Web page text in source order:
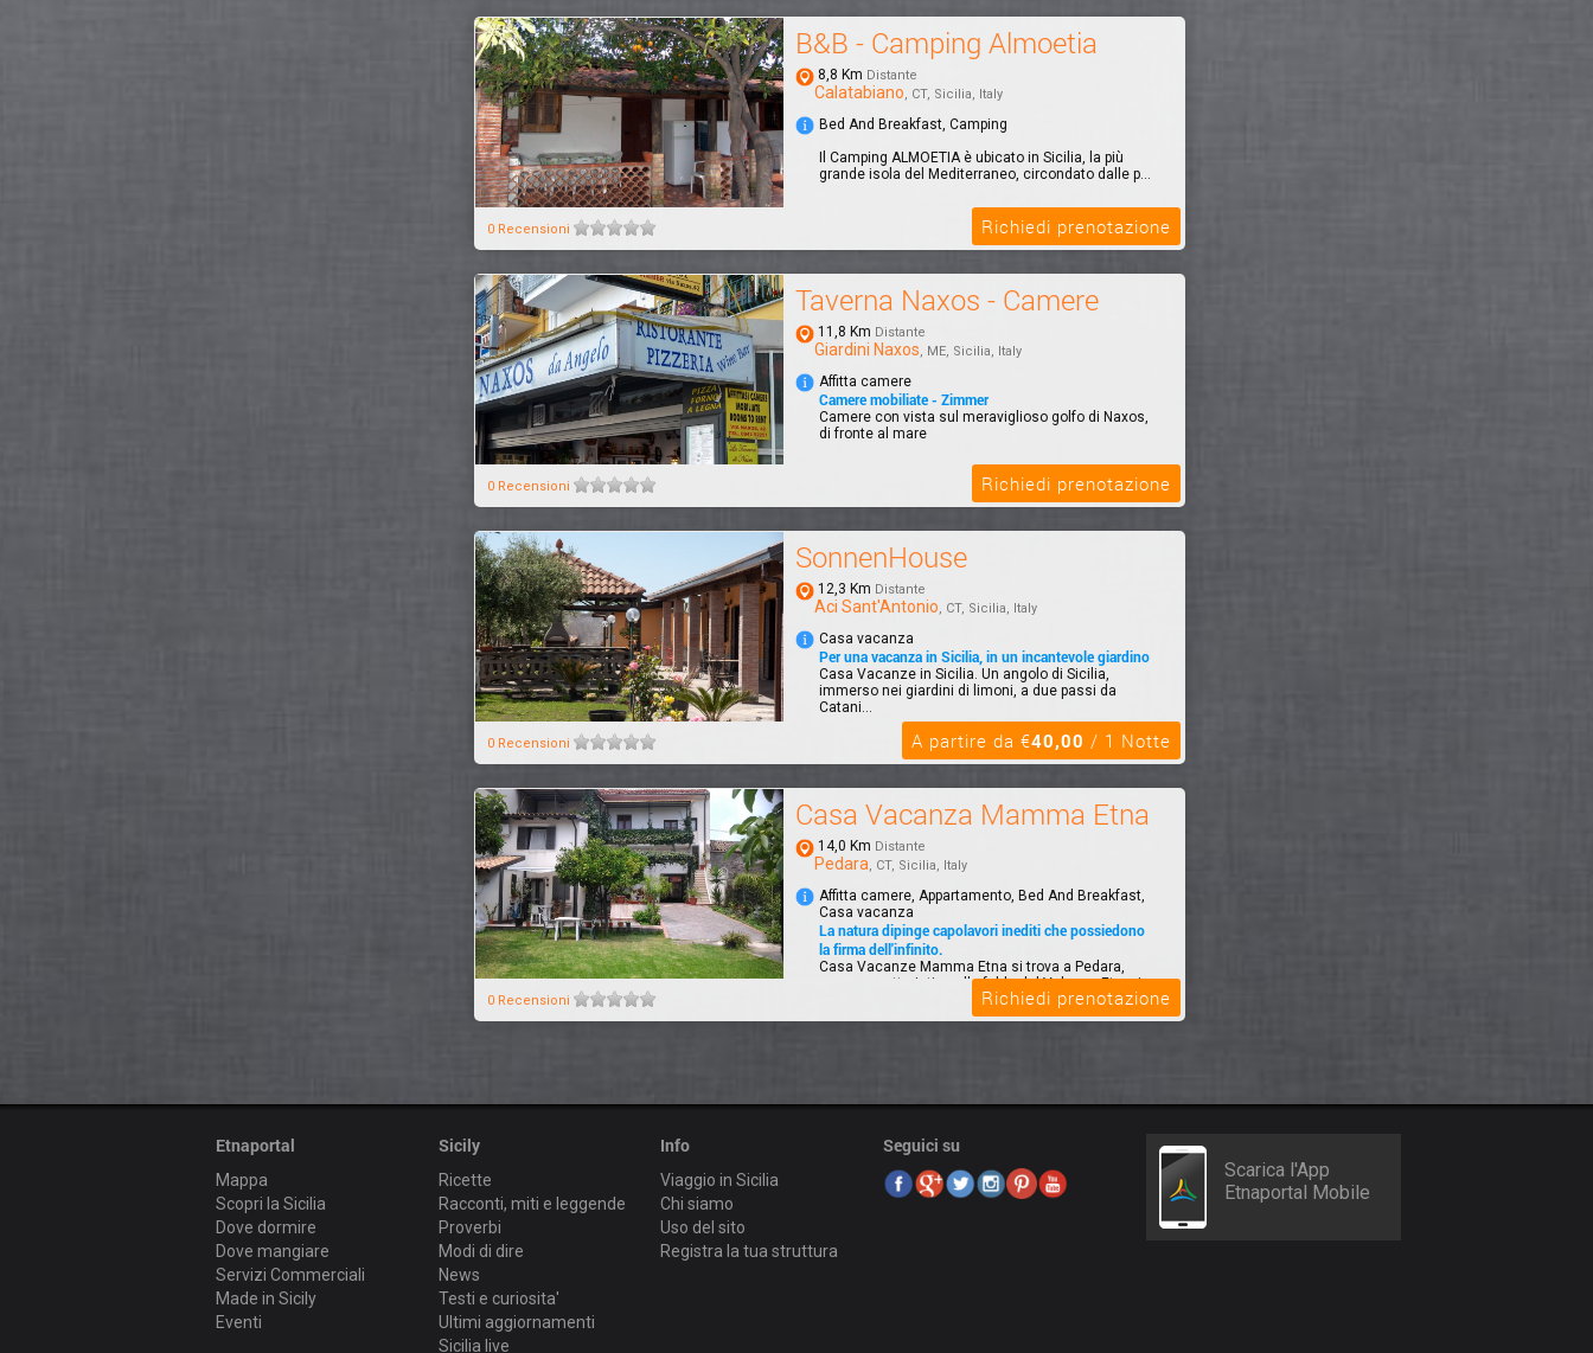
B&B - Camping Almoetia
8,8 Km Distante
Calatabiano, CT, Sicilia, Italy
Bed And Breakfast, Camping
Il Camping ALMOETIA è ubicato in Sicilia, la più
grande isola del Mediterraneo, circondato dalle p...
0 Recensioni Richiedi prenotazione
Taverna Naxos - Camere
11,8 Km Distante
Giardini Naxos, ME, Sicilia, Italy
Affitta camere
Camere mobiliate - Zimmer
Camere con vista sul meraviglioso golfo di Naxos,
di fronte al mare
0 Recensioni Richiedi prenotazione
SonnenHouse
12,3 Km Distante
Aci Sant'Antonio, CT, Sicilia, Italy
Casa vacanza
Per una vacanza in Sicilia, in un incantevole giardino
Casa Vacanze in Sicilia. Un angolo di Sicilia,
immerso nei giardini di limoni, a due passi da
Catani...
0 Recensioni A partire da €40,00 / 1 Notte
Casa Vacanza Mamma Etna
14,0 Km Distante
Pedara, CT, Sicilia, Italy
Affitta camere, Appartamento, Bed And Breakfast,
Casa vacanza
La natura dipinge capolavori inediti che possiedono
la firma dell'infinito.
Casa Vacanze Mamma Etna si trova a Pedara,
paese caratteristico alle falde del Vulcano Etna, in
0 Recensioni Richiedi prenotazione
Etnaportal
Mappa
Scopri la Sicilia
Dove dormire
Dove mangiare
Servizi Commerciali
Made in Sicily
Eventi
Sicily
Ricette
Racconti, miti e leggende
Proverbi
Modi di dire
News
Testi e curiosita'
Ultimi aggiornamenti
Sicilia live
Info
Viaggio in Sicilia
Chi siamo
Uso del sito
Registra la tua struttura
Seguici su
Scarica l'App
Etnaportal Mobile